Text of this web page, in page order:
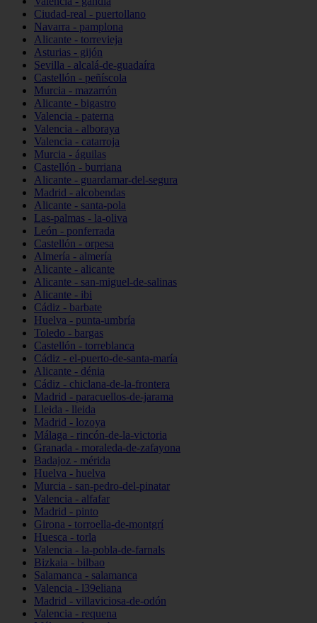
Ciudad-real - puertollano
Navarra - pamplona
Alicante - torrevieja
Asturias - gijón
Sevilla - alcalá-de-guadaíra
Castellón - peñíscola
Murcia - mazarrón
Alicante - bigastro
Valencia - paterna
Valencia - alboraya
Valencia - catarroja
Murcia - águilas
Castellón - burriana
Alicante - guardamar-del-segura
Madrid - alcobendas
Alicante - santa-pola
Las-palmas - la-oliva
León - ponferrada
Castellón - orpesa
Almería - almería
Alicante - alicante
Alicante - san-miguel-de-salinas
Alicante - ibi
Cádiz - barbate
Huelva - punta-umbría
Toledo - bargas
Castellón - torreblanca
Cádiz - el-puerto-de-santa-maría
Alicante - dénia
Cádiz - chiclana-de-la-frontera
Madrid - paracuellos-de-jarama
Lleida - lleida
Madrid - lozoya
Málaga - rincón-de-la-victoria
Granada - moraleda-de-zafayona
Badajoz - mérida
Huelva - huelva
Murcia - san-pedro-del-pinatar
Valencia - alfafar
Madrid - pinto
Girona - torroella-de-montgrí
Huesca - torla
Valencia - la-pobla-de-farnals
Bizkaia - bilbao
Salamanca - salamanca
Valencia - l39eliana
Madrid - villaviciosa-de-odón
Valencia - requena